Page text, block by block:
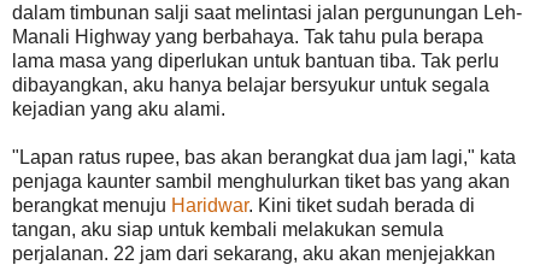
dalam timbunan salji saat melintasi jalan pergunungan Leh-
Manali Highway yang berbahaya. Tak tahu pula berapa
lama masa yang diperlukan untuk bantuan tiba. Tak perlu
dibayangkan, aku hanya belajar bersyukur untuk segala
kejadian yang aku alami.
"Lapan ratus rupee, bas akan berangkat dua jam lagi," kata
penjaga kaunter sambil menghulurkan tiket bas yang akan
berangkat menuju Haridwar. Kini tiket sudah berada di
tangan, aku siap untuk kembali melakukan semula
perjalanan. 22 jam dari sekarang, aku akan menjejakkan